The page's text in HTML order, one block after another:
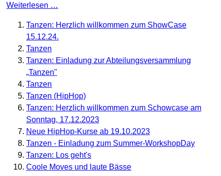
Weiterlesen …
Tanzen: Herzlich willkommen zum ShowCase
15.12.24.
Tanzen
Tanzen: Einladung zur Abteilungsversammlung
„Tanzen"
Tanzen
Tanzen (HipHop)
Tanzen: Herzlich willkommen zum Schowcase am
Sonntag, 17.12.2023
Neue HipHop-Kurse ab 19.10.2023
Tanzen - Einladung zum Summer-WorkshopDay
Tanzen: Los geht's
Coole Moves und laute Bässe